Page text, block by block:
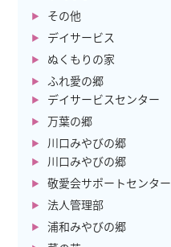
その他
デイサービス
ぬくもりの家
ふれ愛の郷
デイサービスセンター
万葉の郷
川口みやびの郷
川口みやびの郷
敬愛会サポートセンター
法人管理部
浦和みやびの郷